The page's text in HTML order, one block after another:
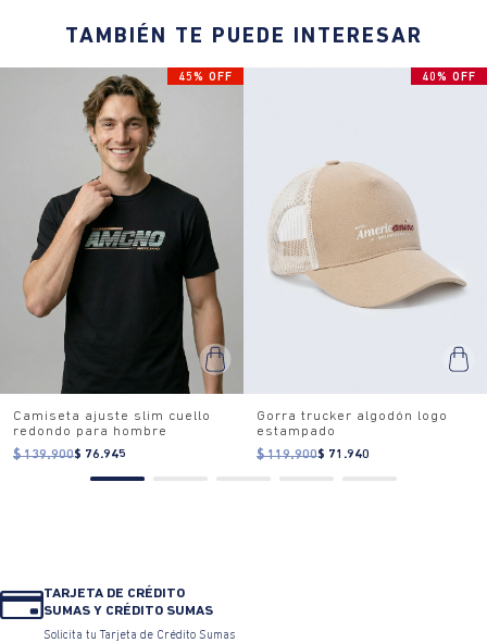
TAMBIÉN TE PUEDE INTERESAR
45% OFF
Camiseta ajuste slim cuello
redondo para hombre
$ 139.900$ 76.945
40% OFF
Gorra trucker algodón logo
estampado
$ 119.900$ 71.940
TARJETA DE CRÉDITO
SUMAS Y CRÉDITO SUMAS
Solicita tu Tarjeta de Crédito Sumas